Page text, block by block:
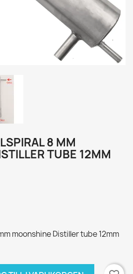
8 MM
TUBE 12MM
moonshine Distiller tube 12mm